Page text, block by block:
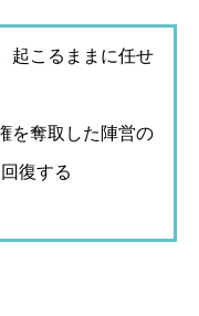
起こるままに任せ
を奪取した陣営の
復する